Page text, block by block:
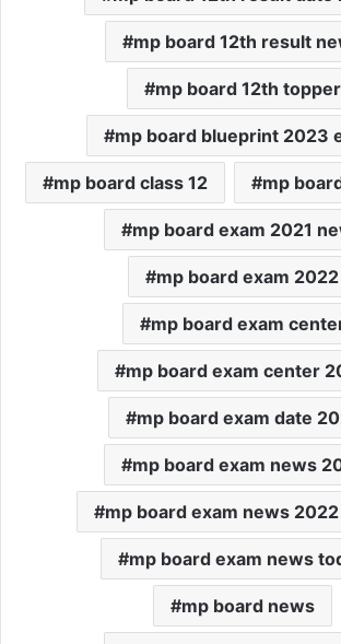
mp board 12th result
mp board 12th topper
mp board blueprint 2023
mp board class 12 mp
mp board exam 2021
mp board exam 2022
mp board exam
mp board exam center
mp board exam date
mp board exam news
mp board exam news
mp board exam news
mp board news